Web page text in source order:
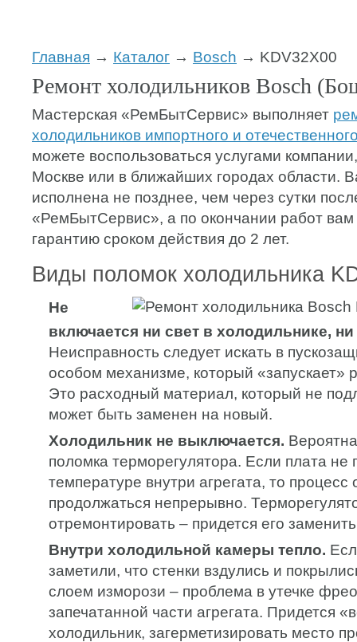
Главная → Каталог → Bosch → KDV32X00
Ремонт холодильников Bosch
Мастерская «РемБытСервис» выполняет
холодильников импортного и
можете воспользоваться услугами
Москве или в ближайших городах области.
исполнена не позднее, чем через сутки
«РемБытСервис», а по окончании работ вам
гарантию сроком действия до 2 лет.
Виды поломок холодильника
Не
включается ни свет в холодильнике,
Неисправность следует искать в
особом механизме, который «запускает»
Это расходный материал, который не
может быть заменен на новый.
Холодильник не выключается.
поломка терморегулятора. Если плата не
температуре внутри агрегата, то
продолжаться непрерывно.
отремонтировать – придется его
Внутри холодильной камеры тепло.
заметили, что стенки вздулись и
слоем изморози – проблема в утечке
запечатанной части агрегата. Придется
холодильник, загерметизировать место